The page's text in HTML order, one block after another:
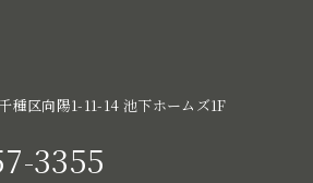
種区向陽1-11-14 池下ホームズ1F
3355